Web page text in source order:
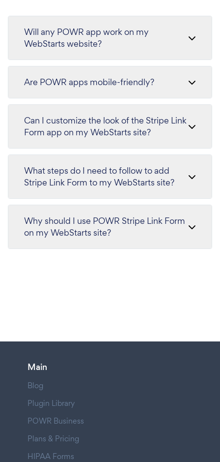
Will any POWR app work on my
WebStarts website?
Are POWR apps mobile-friendly?
Can I customize the look of the Stripe Link
Form app on my WebStarts site?
What steps do I need to follow to add
Stripe Link Form to my WebStarts site?
Why should I use POWR Stripe Link Form
on my WebStarts site?
Main
Blog
Plugin Library
POWR Business
Plans & Pricing
HIPAA Forms